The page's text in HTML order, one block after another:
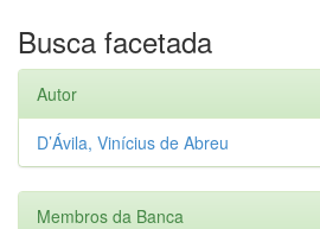
Busca facetada
Autor
D’Ávila, Vinícius de Abreu
Membros da Banca